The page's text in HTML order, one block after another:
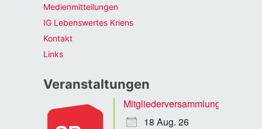
Medienmitteilungen
IG Lebenswertes Kriens
Kontakt
Links
Veranstaltungen
Mitgliederversammlung
18 Aug. 26